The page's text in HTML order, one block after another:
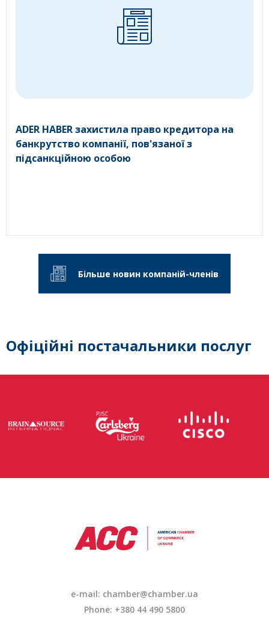
ADER HABER захистила право кредитора на
банкрутство компанії, пов'язаної з
підсанкційною особою
Більше новин компаній-членів
Офіційні постачальники послуг
e-mail: chamber@chamber.ua
Phone: +380 44 490 5800